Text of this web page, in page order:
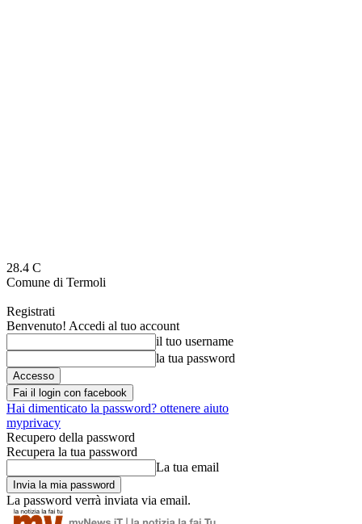
28.4 C
Comune di Termoli
Registrati
Benvenuto! Accedi al tuo account
il tuo username
la tua password
Fai il login con facebook
Hai dimenticato la password? ottenere aiuto
myprivacy
Recupero della password
Recupera la tua password
La tua email
La password verrà inviata via email.